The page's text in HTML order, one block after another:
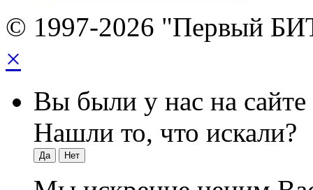
© 1997-2026 "Первый
×
Вы были у нас на сайте
Нашли то, что искали?
Да Нет